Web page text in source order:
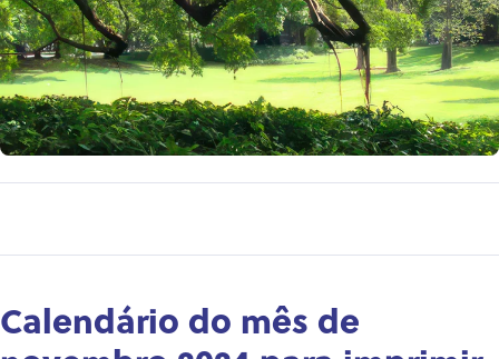
Calendário do mês de